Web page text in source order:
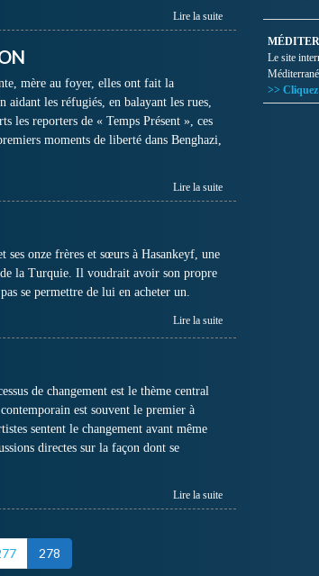
Lire la suite
mère au foyer, elles ont fait la
les réfugiés, en balayant les rues,
les reporters de « Temps Présent », ces
moments de liberté dans Benghazi,
Lire la suite
ses onze frères et sœurs à Hasankeyf, une
la Turquie. Il voudrait avoir son propre
se permettre de lui en acheter un.
Lire la suite
de changement est le thème central
est souvent le premier à
sentent le changement avant même
directes sur la façon dont se
Lire la suite
278
Le site
>>